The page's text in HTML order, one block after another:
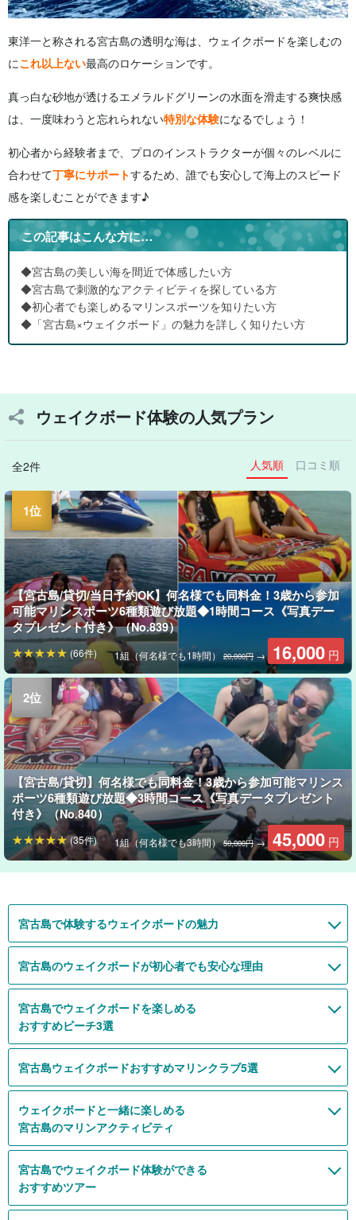
東洋一と称される宮古島の透明な海は、ウェイクボードを楽しむの
にこれ以上ない最高のロケーションです。
真っ白な砂地が透けるエメラルドグリーンの水面を滑走する爽快感
は、一度味わうと忘れられない特別な体験になるでしょう！
初心者から経験者まで、プロのインストラクターが個々のレベルに
合わせて丁寧にサポートするため、誰でも安心して海上のスピード
感を楽しむことができます♪
この記事はこんな方に…
◆宮古島の美しい海を間近で体感したい方
◆宮古島で刺激的なアクティビティを探している方
◆初心者でも楽しめるマリンスポーツを知りたい方
◆「宮古島×ウェイクボード」の魅力を詳しく知りたい方
ウェイクボード体験の人気プラン
全2件 人気順 口コミ順
【宮古島/貸切/当日予約OK】何名様でも同料金！3歳から参加
可能マリンスポーツ6種類遊び放題◆1時間コース《写真デー
タプレゼント付き》（No.839）
1組（何名様でも1時間） 20,000円→ 16,000 円
(66件)
【宮古島/貸切】何名様でも同料金！3歳から参加可能マリンス
ポーツ6種類遊び放題◆3時間コース《写真データプレゼント
付き》（No.840）
1組（何名様でも3時間）50,000円→ 45,000 円
(35件)
宮古島で体験するウェイクボードの魅力
宮古島のウェイクボードが初心者でも安心な理由
宮古島でウェイクボードを楽しめる
おすすめビーチ3選
宮古島ウェイクボードおすすめマリンクラブ5選
ウェイクボードと一緒に楽しめる
宮古島のマリンアクティビティ
宮古島でウェイクボード体験ができる
おすすめツアー